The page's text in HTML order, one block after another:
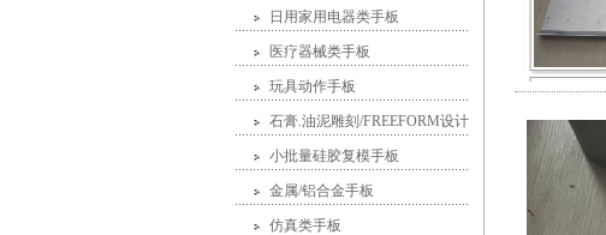
日用家用电器类手板
医疗器械类手板
玩具动作手板
石膏.油泥雕刻/FREEFORM设计
小批量硅胶复模手板
金属/铝合金手板
仿真类手板